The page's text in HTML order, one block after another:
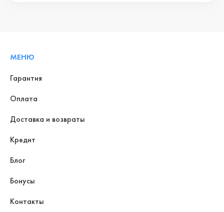
МЕНЮ
Гарантия
Оплата
Доставка и возвраты
Кредит
Блог
Бонусы
Контакты